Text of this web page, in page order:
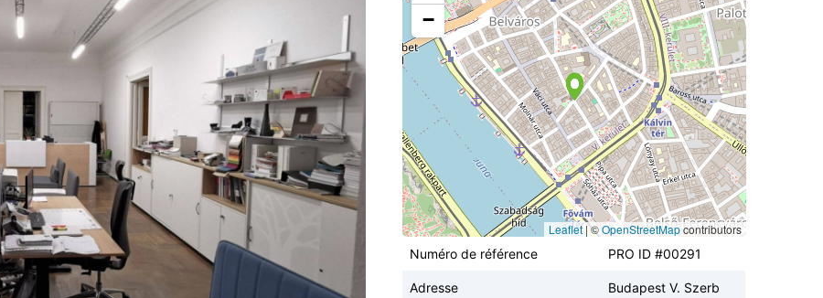
−
Leaflet |©OpenStreetMapcontributors
Numéro de référence
PRO ID #00291
Adresse
Budapest V. Szerb